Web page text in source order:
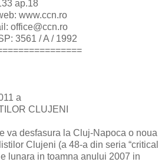
ap.18
www.ccn.ro
office@ccn.ro
3561 / A / 1992
a
CLUJENI
va desfasura la Cluj-Napoca o noua
Clujeni (a 48-a din seria “critical
lunara in toamna anului 2007 in